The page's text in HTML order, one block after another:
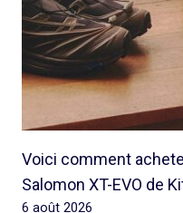
Voici comment
Salomon XT-EVO de
6 août 2026